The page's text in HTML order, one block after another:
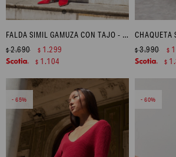
FALDA SIMIL GAMUZA CON TAJO - ROJO
$2.690 $ 1.299
$ 1.104
$3.990 $
$
65 60